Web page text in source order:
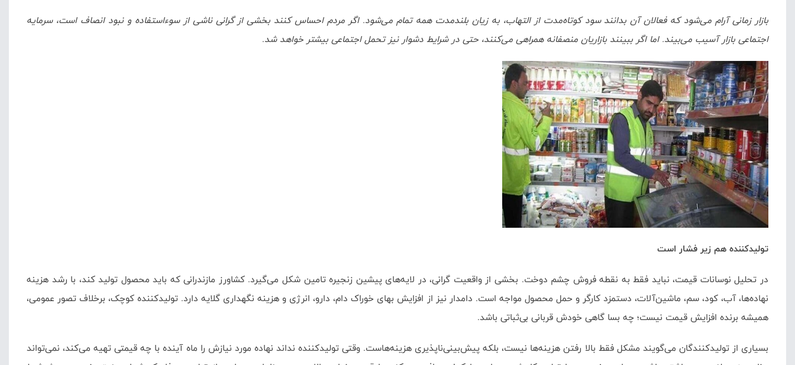
بازار زمانی آرام می‌شود که فعالان آن بدانند سود کوتاه‌مدت از التهاب، به زیان بلندمدت همه تمام می‌شود. اگر مردم احساس کنند بخشی از گرانی ناشی از سوءاستفاده و نبود انصاف است، سرمایه
اجتماعی بازار آسیب می‌بیند. اما اگر ببینند بازاریان منصفانه همراهی می‌کنند، حتی در شرایط دشوار نیز تحمل اجتماعی بیشتر خواهد شد.
تولیدکننده هم زیر فشار است
در تحلیل نوسانات قیمت، نباید فقط به نقطه فروش چشم دوخت. بخشی از واقعیت گرانی، در لایه‌های پیشین زنجیره تامین شکل می‌گیرد. کشاورز مازندرانی که باید محصول تولید کند، با رشد هزینه
نهاده‌ها، آب، کود، سم، ماشین‌آلات، دستمزد کارگر و حمل محصول مواجه است. دامدار نیز از افزایش بهای خوراک دام، دارو، انرژی و هزینه نگهداری گلایه دارد. تولیدکننده کوچک، برخلاف تصور عمومی،
همیشه برنده افزایش قیمت نیست؛ چه بسا گاهی خودش قربانی بی‌ثباتی باشد.
بسیاری از تولیدکنندگان می‌گویند مشکل فقط بالا رفتن هزینه‌ها نیست، بلکه پیش‌بینی‌ناپذیری هزینه‌هاست. وقتی تولیدکننده نداند نهاده مورد نیازش را ماه آینده با چه قیمتی تهیه می‌کند، نمی‌تواند